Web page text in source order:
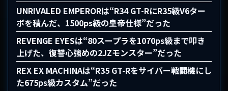
UNRIVALED EMPERORは“R34 GT-RにR35級V6ター
ボを積んだ、1500ps級の皇帝仕様”だった
REVENGE EYESは“80スープラを1070ps級まで叩き
上げた、復讐心強めの2JZモンスター”だった
REX EX MACHINAは“R35 GT-Rをサイバー戦闘機にし
た675ps級カスタム”だった